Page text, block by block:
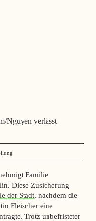
Nguyen verlässt
Familie
Diese Zusicherung
der Stadt, nachdem die
Fleischer eine
Trotz unbefristeter